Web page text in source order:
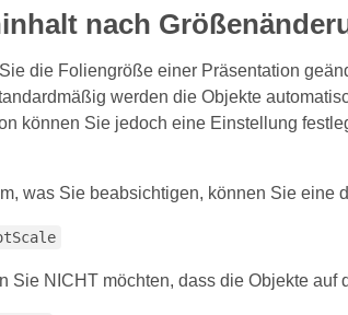
nach
die Foliengröße einer Präsentation
werden die Objekte
können Sie jedoch eine Einstellung
was Sie beabsichtigen, können Sie eine
Sie NICHT möchten, dass die Objekte